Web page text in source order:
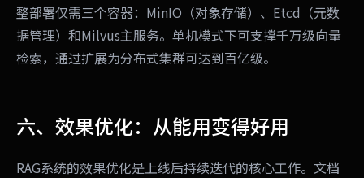
整部署仅需三个容器：MinIO（对象存储）、Etcd（元数
据管理）和Milvus主服务。单机模式下可支撑千万级向量
检索，通过扩展为分布式集群可达到百亿级。
六、效果优化：从能用变得好用
RAG系统的效果优化是上线后持续迭代的核心工作。文档